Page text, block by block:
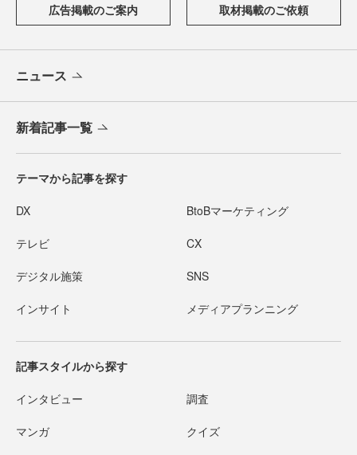
広告掲載のご案内 取材掲載のご依頼
ニュース
新着記事一覧
テーマから記事を探す
DX BtoBマーケティング
テレビ CX
デジタル施策 SNS
インサイト メディアプランニング
記事スタイルから探す
インタビュー 調査
マンガ クイズ